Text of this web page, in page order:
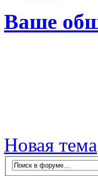
Ваше
Новая тема